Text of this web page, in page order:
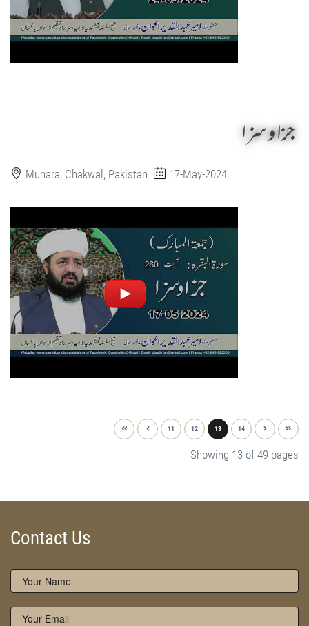
جزا و سزا
Munara, Chakwal, Pakistan 17-May-2024
11 12 13 14
Showing 13 of 49 pages
Contact Us